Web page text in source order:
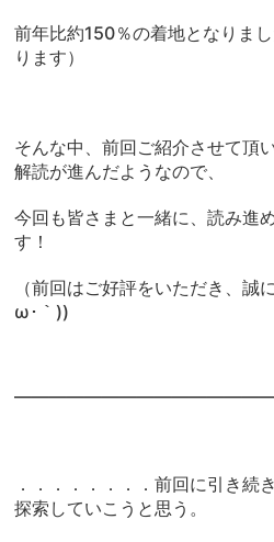
前年比約150％の着地となりま
ります）
そんな中、前回ご紹介させて頂
解読が進んだようなので、
今回も皆さまと一緒に、読み進
す！
（前回はご好評をいただき、誠
ω･｀))
．．．．．．．．前回に引き続
探索していこうと思う。